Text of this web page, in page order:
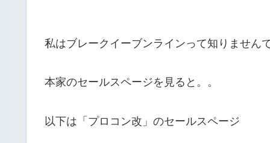
私はブレークイーブンラインって知りません
本家のセールスページを見ると。。
以下は「プロコン改」のセールスページ